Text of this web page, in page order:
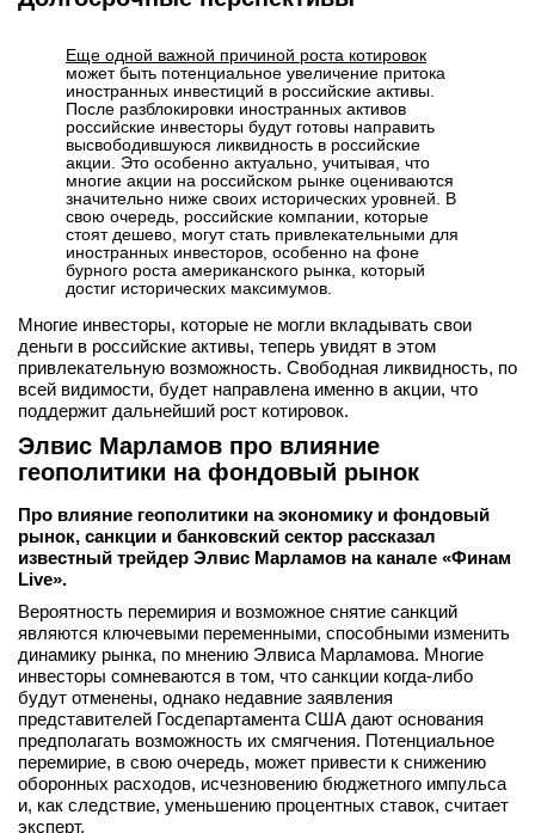
Еще одной важной причиной роста котировок
может быть потенциальное увеличение притока
иностранных инвестиций в российские активы.
После разблокировки иностранных активов
российские инвесторы будут готовы направить
высвободившуюся ликвидность в российские
акции. Это особенно актуально, учитывая, что
многие акции на российском рынке оцениваются
значительно ниже своих исторических уровней. В
свою очередь, российские компании, которые
стоят дешево, могут стать привлекательными для
иностранных инвесторов, особенно на фоне
бурного роста американского рынка, который
достиг исторических максимумов.
Многие инвесторы, которые не могли вкладывать свои
деньги в российские активы, теперь увидят в этом
привлекательную возможность. Свободная ликвидность, по
всей видимости, будет направлена именно в акции, что
поддержит дальнейший рост котировок.
Элвис Марламов про влияние
геополитики на фондовый рынок
Про влияние геополитики на экономику и фондовый
рынок, санкции и банковский сектор рассказал
известный трейдер Элвис Марламов на канале «Финам
Live».
Вероятность перемирия и возможное снятие санкций
являются ключевыми переменными, способными изменить
динамику рынка, по мнению Элвиса Марламова. Многие
инвесторы сомневаются в том, что санкции когда-либо
будут отменены, однако недавние заявления
представителей Госдепартамента США дают основания
предполагать возможность их смягчения. Потенциальное
перемирие, в свою очередь, может привести к снижению
оборонных расходов, исчезновению бюджетного импульса
и, как следствие, уменьшению процентных ставок, считает
эксперт.